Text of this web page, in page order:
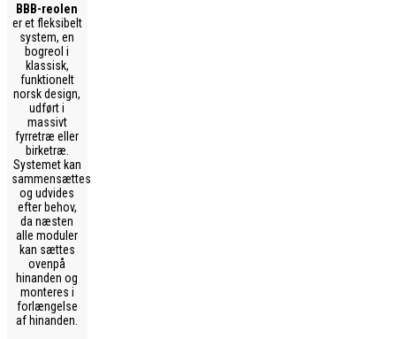
BBB-reolen
er et fleksibelt
system, en
bogreol i
klassisk,
funktionelt
norsk design,
udført i
massivt
fyrretræ eller
birketræ.
Systemet kan
sammensættes
og udvides
efter behov,
da næsten
alle moduler
kan sættes
ovenpå
hinanden og
monteres i
forlængelse
af hinanden.